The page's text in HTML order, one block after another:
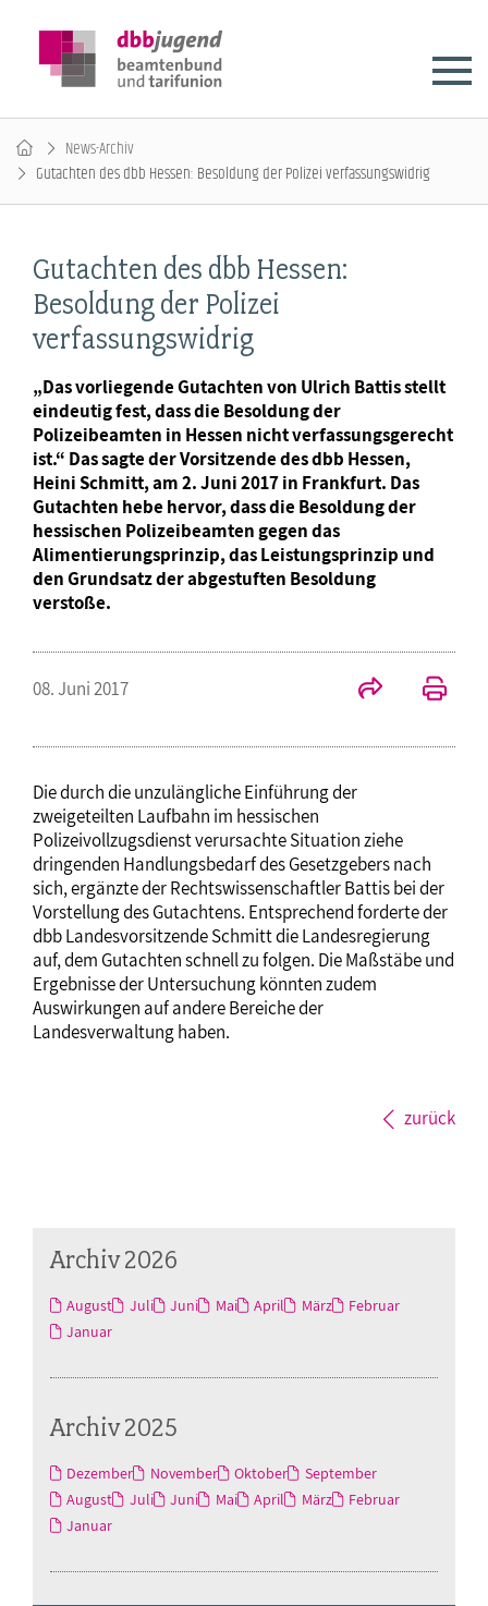
News-Archiv
Gutachten des dbb Hessen: Besoldung der Polizei verfassungswidrig
Gutachten des dbb Hessen:
Besoldung der Polizei
verfassungswidrig
„Das vorliegende Gutachten von Ulrich Battis stellt
eindeutig fest, dass die Besoldung der
Polizeibeamten in Hessen nicht verfassungsgerecht
ist.“ Das sagte der Vorsitzende des dbb Hessen,
Heini Schmitt, am 2. Juni 2017 in Frankfurt. Das
Gutachten hebe hervor, dass die Besoldung der
hessischen Polizeibeamten gegen das
Alimentierungsprinzip, das Leistungsprinzip und
den Grundsatz der abgestuften Besoldung
verstoße.
08. Juni 2017
Die durch die unzulängliche Einführung der
zweigeteilten Laufbahn im hessischen
Polizeivollzugsdienst verursachte Situation ziehe
dringenden Handlungsbedarf des Gesetzgebers nach
sich, ergänzte der Rechtswissenschaftler Battis bei der
Vorstellung des Gutachtens. Entsprechend forderte der
dbb Landesvorsitzende Schmitt die Landesregierung
auf, dem Gutachten schnell zu folgen. Die Maßstäbe und
Ergebnisse der Untersuchung könnten zudem
Auswirkungen auf andere Bereiche der
Landesverwaltung haben.
zurück
Archiv 2026
August Juli Juni Mai April März
Februar
Januar
Archiv 2025
Dezember November Oktober
September
August
Juli Juni Mai April März
Februar
Januar